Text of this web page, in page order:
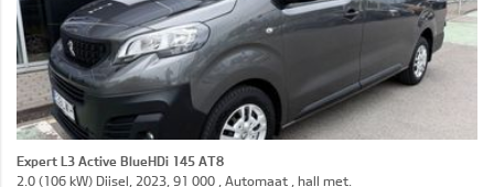
Expert L3 Active BlueHDi 145 AT8
2.0 (106 kW) Diisel, 2023, 91 000 , Automaat , hall met.